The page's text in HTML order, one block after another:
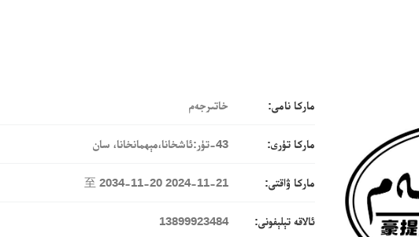
ماركا نامى: خاتىرجەم
ماركا تۈرى: 43-تۈر:ئاشخانا،مېھمانخانا، سان
ماركا ۋاقتى: 2024-11-21 至 2034-11-20
ئالاقە تېلېفونى: 13899923484